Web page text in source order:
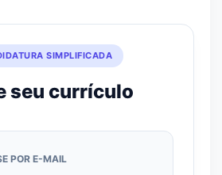
SIMPLIFICADA
seu currículo
POR E-MAIL